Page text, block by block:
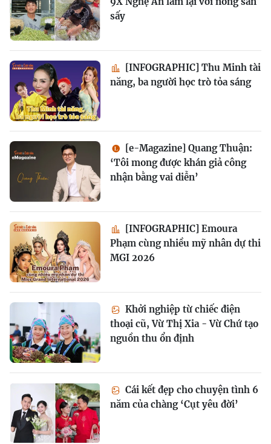
sấy
[INFOGRAPHIC] Thu Minh tài
năng, ba người học trò tỏa sáng
[e-Magazine] Quang Thuận:
‘Tôi mong được khán giả công
nhận bằng vai diễn’
[INFOGRAPHIC] Emoura
Phạm cùng nhiều mỹ nhân dự thi
MGI 2026
Khởi nghiệp từ chiếc điện
thoại cũ, Vừ Thị Xia - Vừ Chứ tạo
nguồn thu ổn định
Cái kết đẹp cho chuyện tình 6
năm của chàng ‘Cụt yêu đời’